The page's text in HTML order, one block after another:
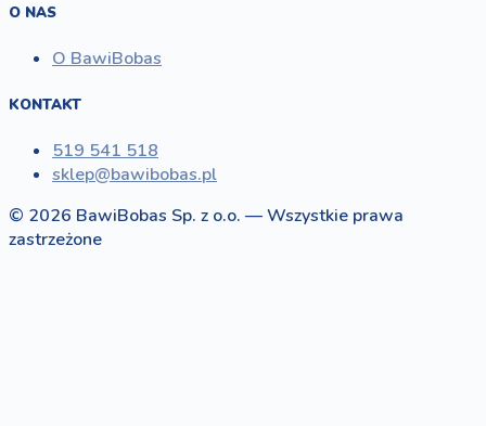
O NAS
O BawiBobas
KONTAKT
519 541 518
sklep@bawibobas.pl
© 2026 BawiBobas Sp. z o.o. — Wszystkie prawa
zastrzeżone